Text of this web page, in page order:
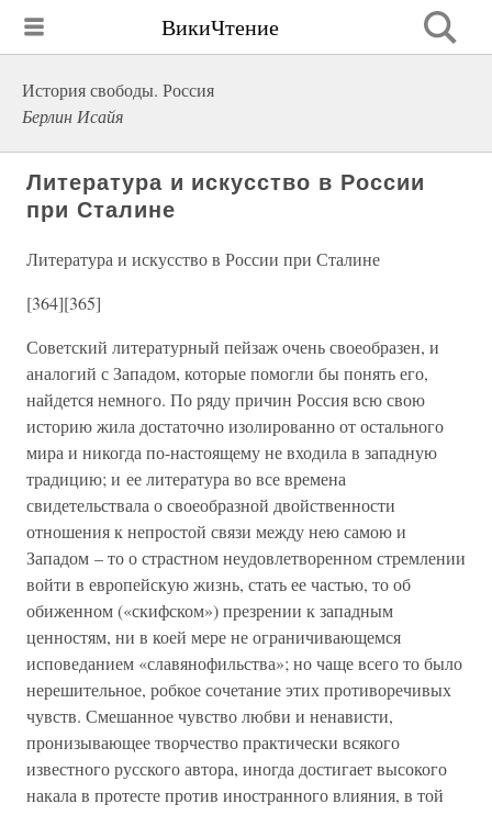
ВикиЧтение
История свободы. Россия
Берлин Исайя
Литература и искусство в России
при Сталине
Литература и искусство в России при Сталине
[364][365]
Советский литературный пейзаж очень своеобразен, и
аналогий с Западом, которые помогли бы понять его,
найдется немного. По ряду причин Россия всю свою
историю жила достаточно изолированно от остального
мира и никогда по-настоящему не входила в западную
традицию; и ее литература во все времена
свидетельствала о своеобразной двойственности
отношения к непростой связи между нею самою и
Западом – то о страстном неудовлетворенном стремлении
войти в европейскую жизнь, стать ее частью, то об
обиженном («скифском») презрении к западным
ценностям, ни в коей мере не ограничивающемся
исповеданием «славянофильства»; но чаще всего то было
нерешительное, робкое сочетание этих противоречивых
чувств. Смешанное чувство любви и ненависти,
пронизывающее творчество практически всякого
известного русского автора, иногда достигает высокого
накала в протесте против иностранного влияния, в той